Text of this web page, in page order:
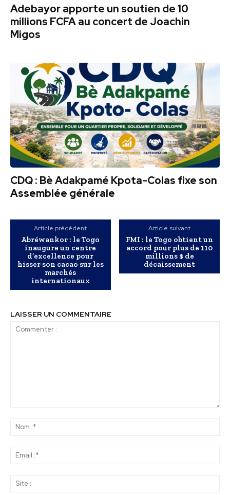
Adebayor apporte un soutien de 10
millions FCFA au concert de Joachin
Migos
CDQ : Bè Adakpamé Kpota-Colas fixe son
Assemblée générale
Article précédent
Abréwankor : le Togo
inaugure un centre
d’excellence pour
hisser son cacao sur les
marchés
internationaux
Article suivant
FMI : le Togo obtient un
accord pour plus de 110
millions $ de
décaissement
LAISSER UN COMMENTAIRE